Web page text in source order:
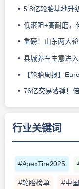
5.8亿轮胎基地升
低滚阻+高耐磨，
重磅！山东两大
县城养车生意进入
【轮胎周报】Euro 7法规将至；米
76亿交易落锤！
行业关键词
#ApexTire2025
#轮胎榜单 #中